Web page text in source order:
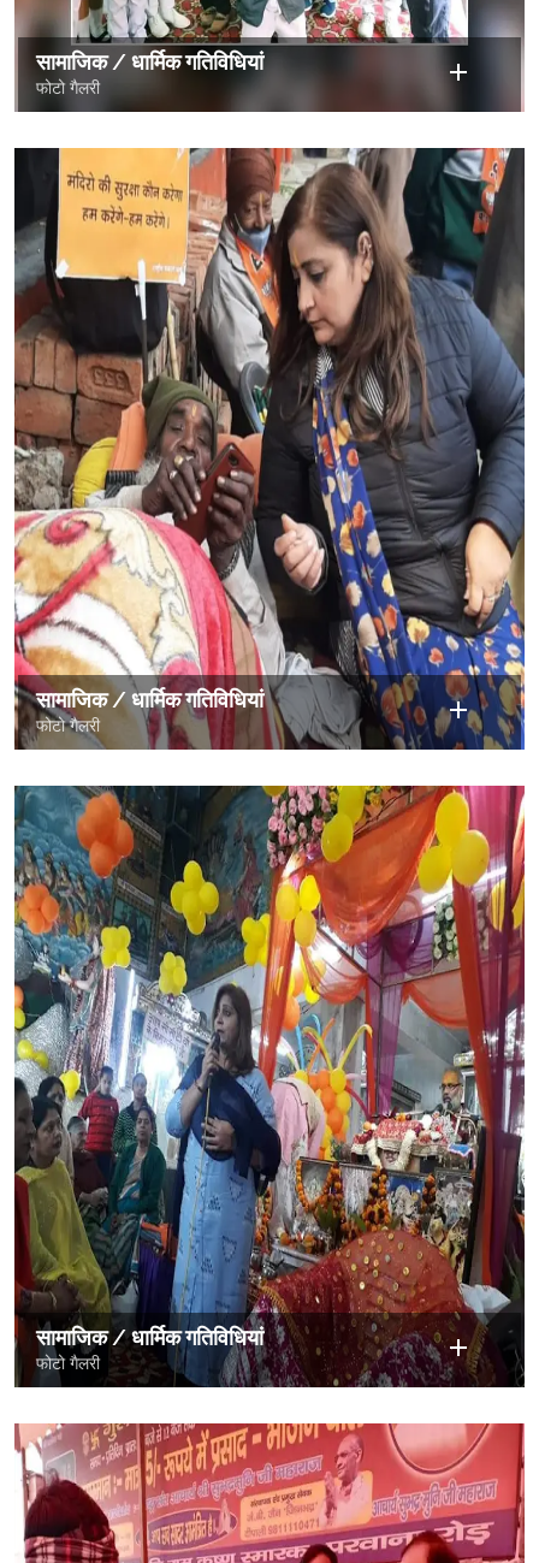
सामाजिक / धार्मिक गतिविधियां
फोटो गैलरी
सामाजिक / धार्मिक गतिविधियां
फोटो गैलरी
सामाजिक / धार्मिक गतिविधियां
फोटो गैलरी